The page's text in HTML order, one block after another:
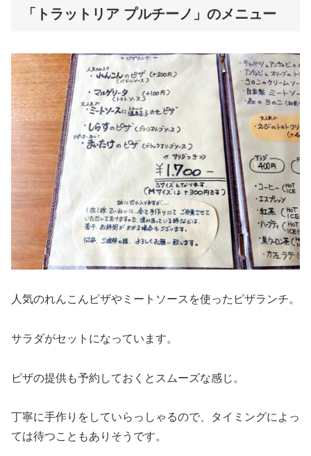
「トラットリア プルチーノ」のメニュー
人気のれんこんピザやミートソースを使ったピザランチ。
サラダがセットになっています。
ピザの提供も予約しておくとスムーズな感じ。
丁寧に手作りをしていらっしゃるので、タイミングによっ
ては待つこともありそうです。